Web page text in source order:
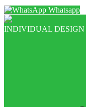
Whatsapp
INDIVIDUAL DESIGN